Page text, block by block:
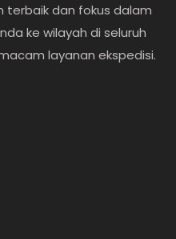
terbaik dan fokus dalam
ke wilayah di seluruh
layanan ekspedisi.